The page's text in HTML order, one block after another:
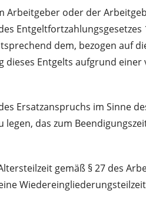
oder der
Entgeltfortzahlungsgesetzes
dem, bezogen auf
Entgelts aufgrund
Ersatzanspruchs im Sinne
legen, das zum
gemäß § 27 des